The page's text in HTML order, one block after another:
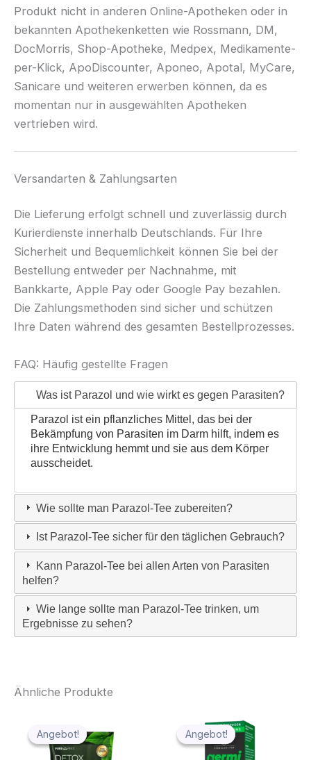
Produkt nicht in anderen Online-Apotheken oder in
bekannten Apothekenketten wie Rossmann, DM,
DocMorris, Shop-Apotheke, Medpex, Medikamente-
per-Klick, ApoDiscounter, Aponeo, Apotal, MyCare,
Sanicare und weiteren erwerben können, da es
momentan nur in ausgewählten Apotheken
vertrieben wird.
Versandarten & Zahlungsarten
Die Lieferung erfolgt schnell und zuverlässig durch
Kurierdienste innerhalb Deutschlands. Für Ihre
Sicherheit und Bequemlichkeit können Sie bei der
Bestellung entweder per Nachnahme, mit
Bankkarte, Apple Pay oder Google Pay bezahlen.
Die Zahlungsmethoden sind sicher und schützen
Ihre Daten während des gesamten Bestellprozesses.
FAQ: Häufig gestellte Fragen
Was ist Parazol und wie wirkt es gegen Parasiten?
Parazol ist ein pflanzliches Mittel, das bei der
Bekämpfung von Parasiten im Darm hilft, indem es
ihre Entwicklung hemmt und sie aus dem Körper
ausscheidet.
Wie sollte man Parazol-Tee zubereiten?
Ist Parazol-Tee sicher für den täglichen Gebrauch?
Kann Parazol-Tee bei allen Arten von Parasiten
helfen?
Wie lange sollte man Parazol-Tee trinken, um
Ergebnisse zu sehen?
Ähnliche Produkte
Angebot!
Angebot! Angebot!
Angebot!